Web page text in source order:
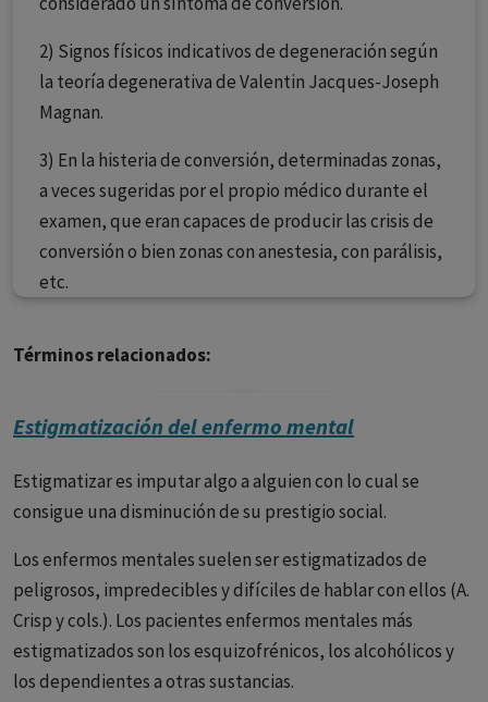
2) Signos físicos indicativos de degeneración según
la teoría degenerativa de Valentin Jacques-Joseph
Magnan.
3) En la histeria de conversión, determinadas zonas,
a veces sugeridas por el propio médico durante el
examen, que eran capaces de producir las crisis de
conversión o bien zonas con anestesia, con parálisis,
etc.
Términos relacionados:
Estigmatización del enfermo mental
Estigmatizar es imputar algo a alguien con lo cual se
consigue una disminución de su prestigio social.
Los enfermos mentales suelen ser estigmatizados de
peligrosos, impredecibles y difíciles de hablar con ellos (A.
Crisp y cols.). Los pacientes enfermos mentales más
estigmatizados son los esquizofrénicos, los alcohólicos y
los dependientes a otras sustancias.